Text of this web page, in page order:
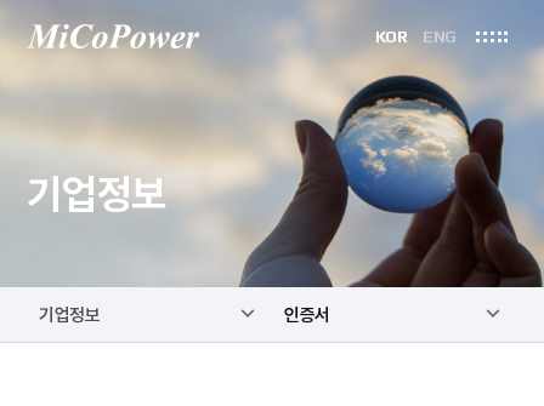
KOR ENG
기업정보
기업정보 인증서